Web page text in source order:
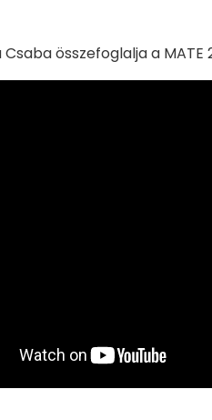
Csaba összefoglalja a